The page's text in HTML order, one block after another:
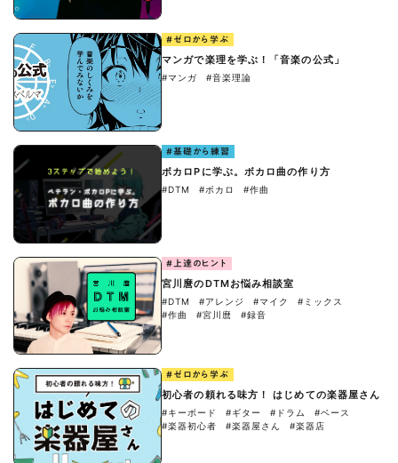
#ゼロから学ぶ
マンガで楽理を学ぶ！「音楽の公式」
#マンガ #音楽理論
#基礎から練習
ボカロPに学ぶ。ボカロ曲の作り方
#DTM #ボカロ #作曲
#上達のヒント
宮川麿のDTMお悩み相談室
#DTM #アレンジ #マイク
#ミックス
#作曲
#宮川麿 #録音
#ゼロから学ぶ
初心者の頼れる味方！ はじめての楽器屋さん
#キーボード #ギター #ドラム
#ベース
#楽器初心者
#楽器屋さん #楽器店